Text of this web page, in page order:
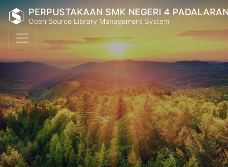
PERPUSTAKAAN SMK NEGERI 4
Open Source Library Management System